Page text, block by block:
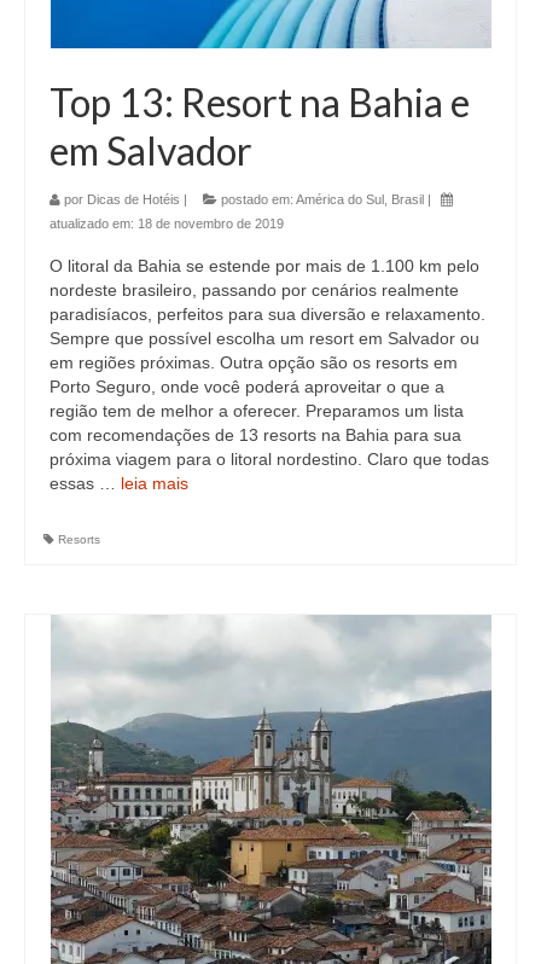
Top 13: Resort na Bahia e
em Salvador
por Dicas de Hotéis | postado em: América do Sul Brasil |
atualizado em: 18 de novembro de 2019
O litoral da Bahia se estende por mais de 1.100 km pelo
nordeste brasileiro, passando por cenários realmente
paradisíacos, perfeitos para sua diversão e relaxamento.
Sempre que possível escolha um resort em Salvador ou
em regiões próximas. Outra opção são os resorts em
Porto Seguro, onde você poderá aproveitar o que a
região tem de melhor a oferecer. Preparamos um lista
com recomendações de 13 resorts na Bahia para sua
próxima viagem para o litoral nordestino. Claro que todas
essas … leia mais
Resorts